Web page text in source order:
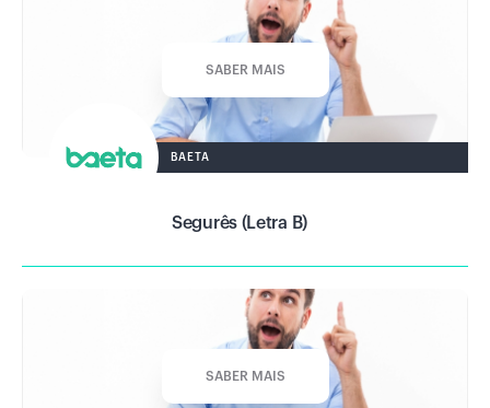
BAETA
SABER MAIS
Segurês (Letra B)
SABER MAIS